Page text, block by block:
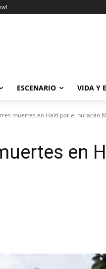
ESCENARIO VIDA Y
muertes en Haití por el huracán
en